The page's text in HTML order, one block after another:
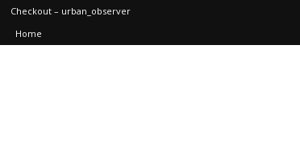
Checkout – urban_observer
Home